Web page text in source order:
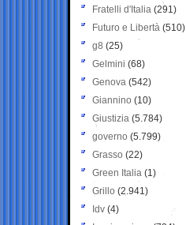
Fratelli d'Italia (291)
Futuro e Libertà (510)
g8 (25)
Gelmini (68)
Genova (542)
Giannino (10)
Giustizia (5.784)
governo (5.799)
Grasso (22)
Green Italia (1)
Grillo (2.941)
Idv (4)